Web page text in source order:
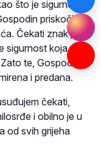
što je sigurno da
priskočiti
Čekati znak je
koja ne
te, Gospodine
i predana.
čekati,
i obilno je u
od svih grijeha